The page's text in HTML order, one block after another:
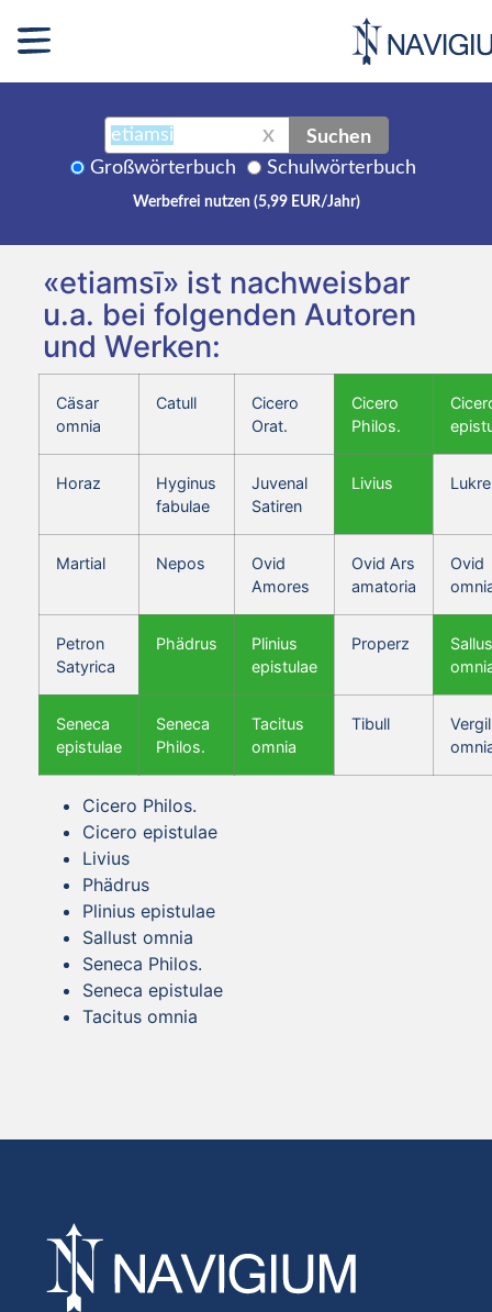
X Suchen
Großwörterbuch Schulwörterbuch
Werbefrei nutzen (5,99 EUR/Jahr)
«etiamsī» ist nachweisbar
u.a. bei folgenden Autoren
und Werken:
Cäsar
omnia
Catull
Cicero
Orat.
Cicero
Philos.
Horaz
Hyginus
fabulae
Juvenal
Satiren
Livius
Martial Nepos
Ovid
Amores
Ovid Ars
amatoria
Ovid
Petron
Satyrica
Phädrus
Plinius
epistulae
Properz
Seneca
epistulae
Seneca
Philos.
Tacitus
omnia
Tibull
Vergil
Cicero Philos.
Cicero epistulae
Livius
Phädrus
Plinius epistulae
Sallust omnia
Seneca Philos.
Seneca epistulae
Tacitus omnia